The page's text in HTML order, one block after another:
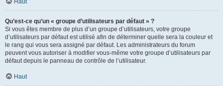
Haut
Qu’est-ce qu’un « groupe d’utilisateurs par défaut » ?
Si vous êtes membre de plus d’un groupe d’utilisateurs, votre groupe
d’utilisateurs par défaut est utilisé afin de déterminer quelle sera la couleur et
le rang qui vous sera assigné par défaut. Les administrateurs du forum
peuvent vous autoriser à modifier vous-même votre groupe d’utilisateurs par
défaut depuis le panneau de contrôle de l’utilisateur.
Haut